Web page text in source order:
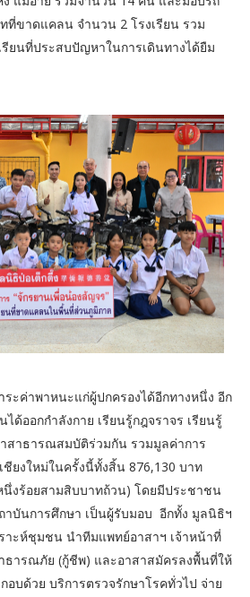
ที่ขาดแคลน จำนวน 2 โรงเรียน รวม
ยนที่ประสบปัญหาในการเดินทางได้ยืม
ระค่าพาหนะแก่ผู้ปกครองได้อีกทางหนึ่ง อีก
ได้ออกกำลังกาย เรียนรู้กฎจราจร เรียนรู้
สาธารณสมบัติร่วมกัน รวมมูลค่าการ
ชียงใหม่ในครั้งนี้ทั้งสิ้น 876,130 บาท
งร้อยสามสิบบาทถ้วน) โดยมีประชาชน
าบันการศึกษา เป็นผู้รับมอบ อีกทั้ง มูลนิธิฯ
าะห์ชุมชน นำทีมแพทย์อาสาฯ เจ้าหน้าที่
ธารณภัย (กู้ชีพ) และอาสาสมัครลงพื้นที่ให้
บด้วย บริการตรวจรักษาโรคทั่วไป จ่าย